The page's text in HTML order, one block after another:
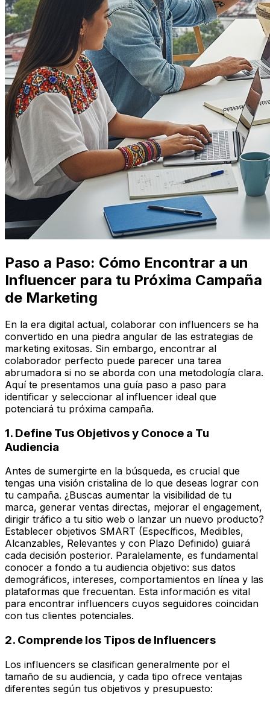
Paso a Paso: Cómo Encontrar a un
Influencer para tu Próxima Campaña
de Marketing
En la era digital actual, colaborar con influencers se ha
convertido en una piedra angular de las estrategias de
marketing exitosas. Sin embargo, encontrar al
colaborador perfecto puede parecer una tarea
abrumadora si no se aborda con una metodología clara.
Aquí te presentamos una guía paso a paso para
identificar y seleccionar al influencer ideal que
potenciará tu próxima campaña.
1. Define Tus Objetivos y Conoce a Tu
Audiencia
Antes de sumergirte en la búsqueda, es crucial que
tengas una visión cristalina de lo que deseas lograr con
tu campaña. ¿Buscas aumentar la visibilidad de tu
marca, generar ventas directas, mejorar el engagement,
dirigir tráfico a tu sitio web o lanzar un nuevo producto?
Establecer objetivos SMART (Específicos, Medibles,
Alcanzables, Relevantes y con Plazo Definido) guiará
cada decisión posterior. Paralelamente, es fundamental
conocer a fondo a tu audiencia objetivo: sus datos
demográficos, intereses, comportamientos en línea y las
plataformas que frecuentan. Esta información es vital
para encontrar influencers cuyos seguidores coincidan
con tus clientes potenciales.
2. Comprende los Tipos de Influencers
Los influencers se clasifican generalmente por el
tamaño de su audiencia, y cada tipo ofrece ventajas
diferentes según tus objetivos y presupuesto: